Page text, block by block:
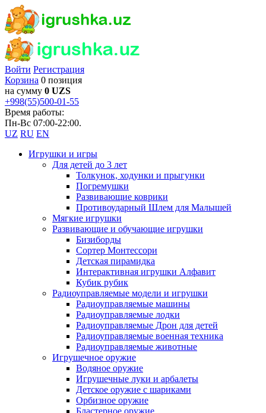
Войти Регистрация
Корзина 0 позиция
на сумму 0 UZS
+998(55)500-01-55
Время работы:
Пн-Вс 07:00-22:00.
UZ RU EN
Игрушки и игры
Для детей до 3 лет
Толкунок, ходунки и прыгунки
Погремушки
Развивающие коврики
Противоударный Шлем для Малышей
Мягкие игрушки
Развивающие и обучающие игрушки
Бизиборды
Сортер Монтессори
Детская пирамидка
Интерактивная игрушки Алфавит
Кубик рубик
Радиоуправляемые модели и игрушки
Радиоуправляемые машины
Радиоуправляемые лодки
Радиоуправляемые Дрон для детей
Радиоуправляемые военная техника
Радиоуправляемые животные
Игрушечное оружие
Водяное оружие
Игрушечные луки и арбалеты
Детское оружие с шариками
Орбизное оружие
Бластерное оружие